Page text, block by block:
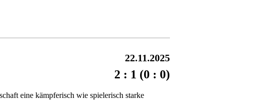
22.11.2025
2 : 1 (0 : 0)
eine kämpferisch wie spielerisch starke